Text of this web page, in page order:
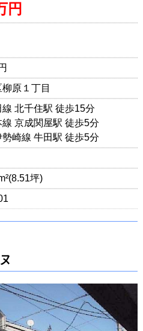
円
柳原１丁目
線 北千住駅 徒歩15分
線 京成関屋駅 徒歩5分
勢崎線 牛田駅 徒歩5分
坪)